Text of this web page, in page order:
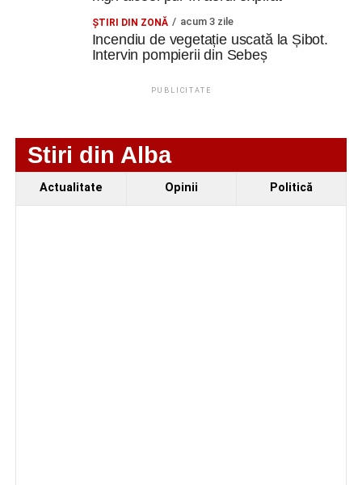
Stadion din Cugir.
Adaugă cugirinfo.ro ca sursă
Ultimele știri din Cugir
„Roș-albaștrii”, eliminare din Cupa României:
ŞTIRI DIN ZONĂ acum 3 zile
Incendiu de vegetație uscată la Șibot.
Intervin pompierii din Sebeș
PUBLICITATE
Stiri din Alba
Actualitate Opinii Politică